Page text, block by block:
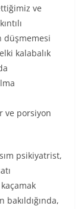
ve
düşmemesi
kalabalık
ve porsiyon
psikiyatrist,
bakıldığında,